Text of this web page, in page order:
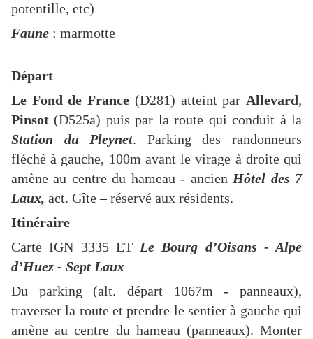
potentille, etc)
Faune : marmotte
Départ
Le Fond de France (D281) atteint par Allevard,
Pinsot (D525a) puis par la route qui conduit à la
Station du Pleynet. Parking des randonneurs
fléché à gauche, 100m avant le virage à droite qui
amène au centre du hameau - ancien Hôtel des 7
Laux, act. Gîte – réservé aux résidents.
Itinéraire
Carte IGN 3335 ET Le Bourg d’Oisans - Alpe
d’Huez - Sept Laux
Du parking (alt. départ 1067m - panneaux),
traverser la route et prendre le sentier à gauche qui
amène au centre du hameau (panneaux). Monter